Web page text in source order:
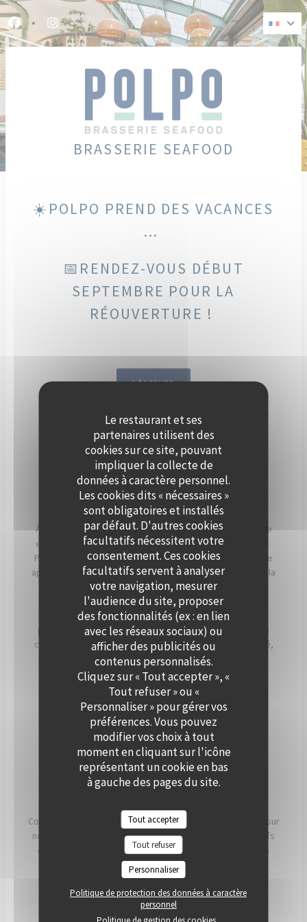
Personnalisation de vos choix en matière de cookies
Le restaurant et ses
partenaires utilisent des
cookies sur ce site, pouvant
impliquer la collecte de
données à caractère personnel.
Les cookies dits « nécessaires »
sont obligatoires et installés
par défaut. D'autres cookies
facultatifs nécessitent votre
consentement. Ces cookies
facultatifs servent à analyser
votre navigation, mesurer
l'audience du site, proposer
des fonctionnalités (ex : en lien
avec les réseaux sociaux) ou
afficher des publicités ou
contenus personnalisés.
Cliquez sur « Tout accepter », «
Tout refuser » ou «
Personnaliser » pour gérer vos
préférences. Vous pouvez
modifier vos choix à tout
moment en cliquant sur l'icône
représentant un cookie en bas
à gauche des pages du site.
Tout accepter
Tout refuser
Personnaliser
Politique de protection des données à caractère
personnel
Facebook ((ouvre une nouvelle fenêtre))
Instagram ((ouvre une nouvelle fenêtre))
BRASSERIE SEAFOOD
☀️POLPO PREND DES VACANCES
...
📅RENDEZ-VOUS DÉBUT
SEPTEMBRE POUR LA
RÉOUVERTURE !
RÉSERVER
DÈS SEPTEMBRE, ORGANISEZ
VOTRE ÉVÈNEMENT SUR LA
SEINE, À BORD DE POLPO
BRASSERIE.
À Levallois-Perret, Polpo Brasserie vous invite à vivre une
expérience unique sur sa péniche au charme authentique.
Profitez d’une vue panoramique sur la Seine et d’un cadre
apaisant, sublimé par les couchers de soleil qui illuminent la
terrasse en soirée.
Que ce soit pour un cocktail, un dîner ou une réception
professionnelle, notre équipe vous accompagne dans la
création d’un événement personnalisé, alliant convivialité,
élégance et saveurs de saison. Offrez à vos invités un
moment hors du temps, à deux pas de Paris.
PRIVATISER
NOS ENGAGEMENTS
Conscients que ce que nous mangeons a un impact direct sur
notre santé, notre planète et nos communautés, nos chefs
et nos équipes travaillent chaque jour pour essayer d'en
avoir le plus possible. impact positif possible.
LIRE